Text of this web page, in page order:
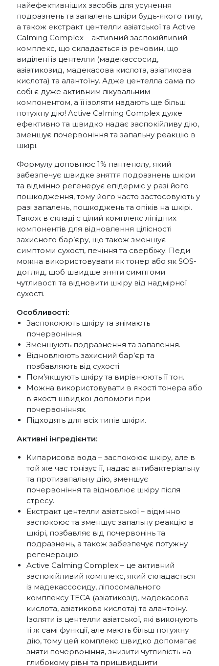
найефективніших засобів для усунення
подразнень та запалень шкіри будь-якого типу,
а також екстракт центелли азіатської та Active
Calming Complex – активний заспокійливий
комплекс, що складається із речовин, що
виділені із центелли (мадекассосид,
азіатикозид, мадекасова кислота, азіатикова
кислота) та алантоїну. Адже центелла сама по
собі є дуже активним лікувальним
компонентом, а її ізоляти надають ще більш
потужну дію! Active Calming Complex дуже
ефективно та швидко надає заспокійливу дію,
зменшує почервоніння та запальну реакцію в
шкірі.
Формулу доповнює 1% пантенолу, який
забезпечує швидке зняття подразнень шкіри
та відмінно регенерує епідерміс у разі його
пошкодження, тому його часто застосовують у
разі запалень, пошкоджень та опіків на шкірі.
Також в складі є цілий комплекс ліпідних
компонентів для відновлення цілісності
захисного бар’єру, що також зменшує
симптоми сухості, печіння та свербіжу. Педи
можна використовувати як тонер або як SOS-
догляд, щоб швидше зняти симптоми
чутливості та відновити шкіру від надмірної
сухості.
Особливості:
Заспокоюють шкіру та знімають
почервоніння.
Зменшують подразнення та запалення.
Відновлюють захисний бар’єр та
позбавляють від сухості.
Пом’якшують шкіру та вирівнюють її тон.
Можна використовувати в якості тонера або
в якості швидкої допомоги при
почервоніннях.
Підходять для всіх типів шкіри.
Активні інгредієнти:
Кипарисова вода – заспокоює шкіру, але в
той же час тонізує її, надає антибактеріальну
та протизапальну дію, зменшує
почервоніння та відновлює шкіру після
стресу.
Екстракт центелли азіатської – відмінно
заспокоює та зменшує запальну реакцію в
шкірі, позбавляє від почервонінь та
подразнень, а також забезпечує потужну
регенерацію.
Active Calming Complex – це активний
заспокійливий комплекс, який складається
із мадекассосиду, ліпосомального
комплексу TECA (азіатикозід, мадекасова
кислота, азіатикова кислота) та алантоїну.
Ізоляти із центелли азіатської, які виконують
ті ж самі функції, але мають більш потужну
дію, тому цей комплекс швидко допомагає
зняти почервоніння, знизити чутливість на
глибокому рівні та пришвидшити